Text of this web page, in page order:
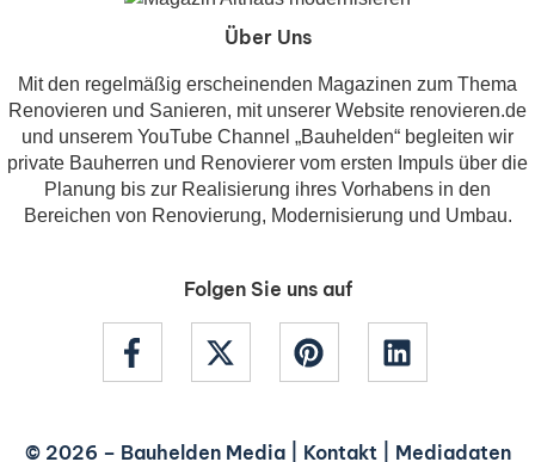
Über Uns
Mit den regelmäßig erscheinenden Magazinen zum Thema
Renovieren und Sanieren, mit unserer Website renovieren.de
und unserem YouTube Channel „Bauhelden“ begleiten wir
private Bauherren und Renovierer vom ersten Impuls über die
Planung bis zur Realisierung ihres Vorhabens in den
Bereichen von Renovierung, Modernisierung und Umbau.
Folgen Sie uns auf
© 2026 – Bauhelden Media| Kontakt| Mediadaten